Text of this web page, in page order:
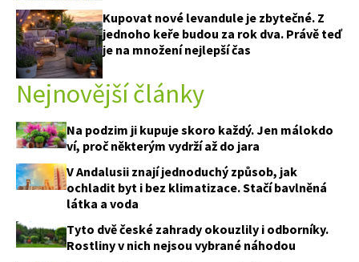
Kupovat nové levandule je zbytečné. Z
jednoho keře budou za rok dva. Právě teď
je na množení nejlepší čas
Nejnovější články
Na podzim ji kupuje skoro každý. Jen málokdo
ví, proč některým vydrží až do jara
V Andalusii znají jednoduchý způsob, jak
ochladit byt i bez klimatizace. Stačí bavlněná
látka a voda
Tyto dvě české zahrady okouzlily i odborníky.
Rostliny v nich nejsou vybrané náhodou